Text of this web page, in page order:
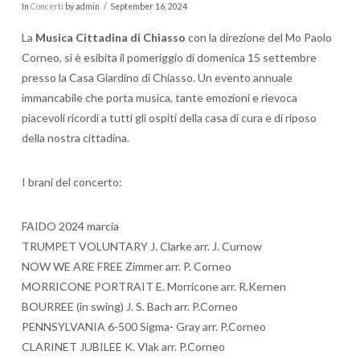
In Concerti by admin September 16, 2024
La Musica Cittadina di Chiasso con la direzione del Mo Paolo
Corneo, si è esibita il pomeriggio di domenica 15 settembre
presso la Casa Giardino di Chiasso. Un evento annuale
immancabile che porta musica, tante emozioni e rievoca
piacevoli ricordi a tutti gli ospiti della casa di cura e di riposo
della nostra cittadina.
I brani del concerto:
FAIDO 2024 marcia
TRUMPET VOLUNTARY J. Clarke arr. J. Curnow
NOW WE ARE FREE Zimmer arr. P. Corneo
MORRICONE PORTRAIT E. Morricone arr. R.Kernen
BOURREE (in swing) J. S. Bach arr. P.Corneo
PENNSYLVANIA 6-500 Sigma- Gray arr. P.Corneo
CLARINET JUBILEE K. Vlak arr. P.Corneo